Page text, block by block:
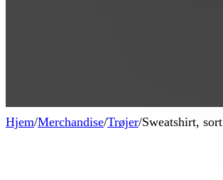
Hjem/Merchandise/Trøjer/Sweatshirt, sort